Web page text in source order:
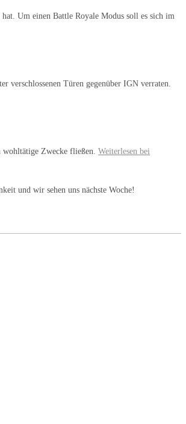
Um einen Battle Royale Modus soll es sich im
verschlossenen Türen gegenüber IGN verraten.
Zwecke fließen. Weiterlesen bei
und wir sehen uns nächste Woche!